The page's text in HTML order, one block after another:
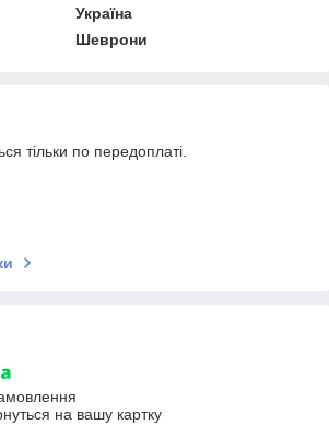
Україна
Шеврони
тільки по передоплаті.
на вашу картку